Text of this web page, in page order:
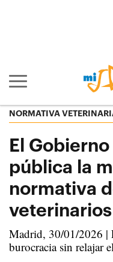
Mostrar/ocultar
NORMATIVA
El
pública la
normativa
veterinarios
Madrid, 30/01/2026 |
burocracia sin relajar